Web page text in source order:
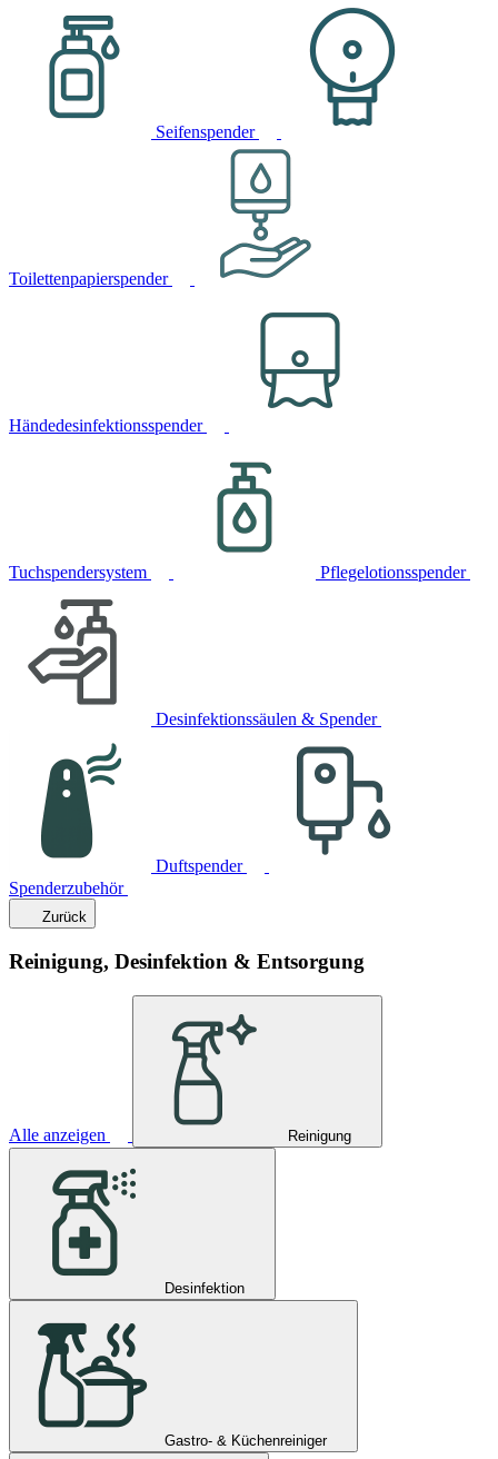
Seifenspender
Toilettenpapierspender
Händedesinfektionsspender
Tuchspendersystem Pflegelotionsspender
Desinfektionssäulen & Spender
Duftspender
Spenderzubehör
Zurück
Reinigung, Desinfektion & Entsorgung
Alle anzeigen Reinigung
Desinfektion
Gastro- & Küchenreiniger